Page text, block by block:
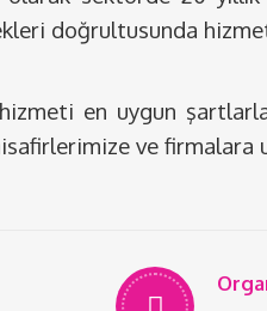
doğrultusunda
en uygun
ve firmalara